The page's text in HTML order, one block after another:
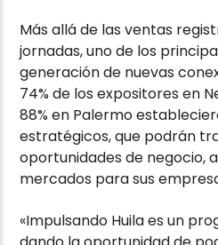
Más allá de las ventas
jornadas, uno de los
generación de nuevas
74% de los expositores en
88% en Palermo
estratégicos, que podrán
oportunidades de negocio,
mercados para sus
«Impulsando Huila es un